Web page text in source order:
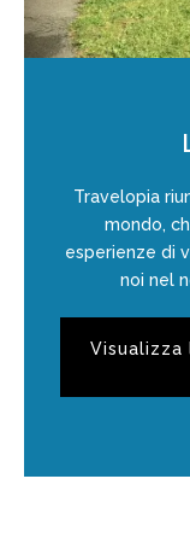
Travelopia
mondo,
esperienze di
noi nel